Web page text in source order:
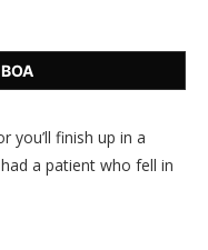
you’ll finish up in a
a patient who fell in